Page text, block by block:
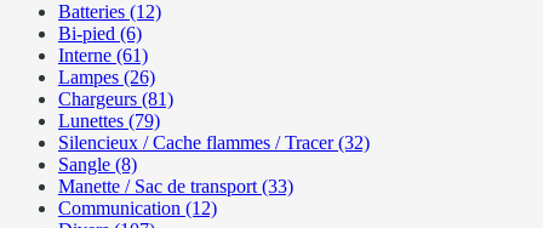
Batteries (12)
Bi-pied (6)
Interne (61)
Lampes (26)
Chargeurs (81)
Lunettes (79)
Silencieux / Cache flammes / Tracer (32)
Sangle (8)
Manette / Sac de transport (33)
Communication (12)